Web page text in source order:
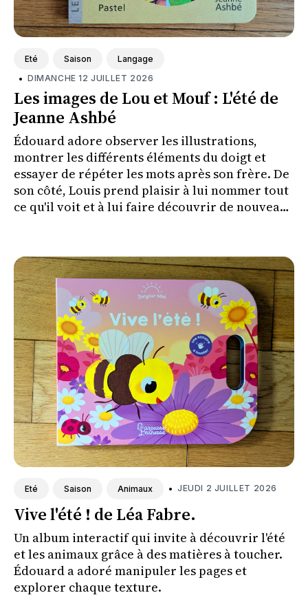
Eté Saison Langage
• DIMANCHE 12 JUILLET 2026
Les images de Lou et Mouf : L'été de
Jeanne Ashbé
Édouard adore observer les illustrations,
montrer les différents éléments du doigt et
essayer de répéter les mots après son frère. De
son côté, Louis prend plaisir à lui nommer tout
ce qu'il voit et à lui faire découvrir de nouveaux
Eté Saison Animaux • JEUDI 2 JUILLET 2026
Vive l'été ! de Léa Fabre.
Un album interactif qui invite à découvrir l'été
et les animaux grâce à des matières à toucher.
Édouard a adoré manipuler les pages et
explorer chaque texture.